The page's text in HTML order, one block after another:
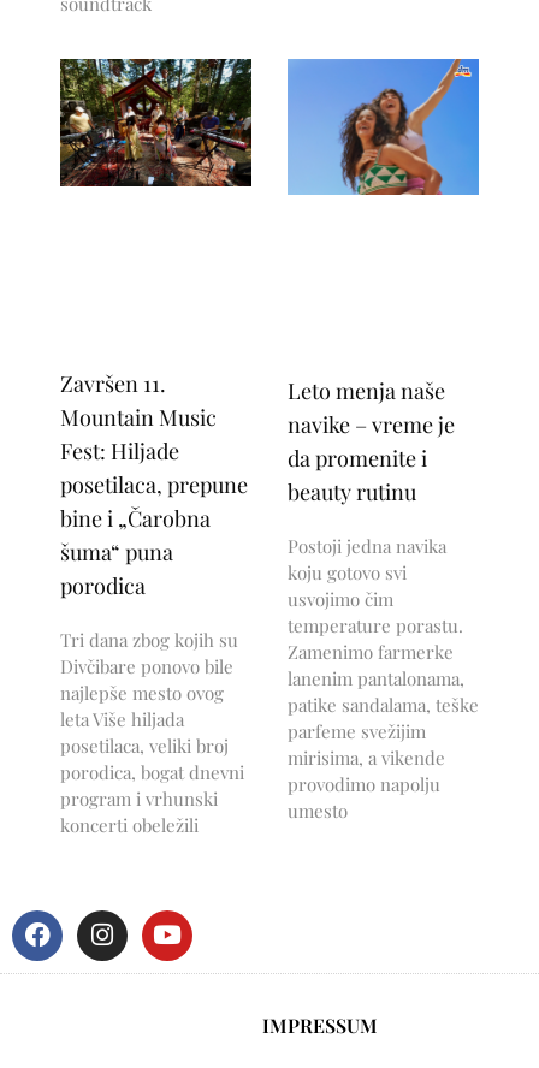
Završen 11.
Mountain Music
Fest: Hiljade
posetilaca, prepune
bine i „Čarobna
šuma“ puna
porodica
Tri dana zbog kojih su
Divčibare ponovo bile
najlepše mesto ovog
leta Više hiljada
posetilaca, veliki broj
porodica, bogat dnevni
program i vrhunski
koncerti obeležili
Leto menja naše
navike – vreme je
da promenite i
beauty rutinu
Postoji jedna navika
koju gotovo svi
usvojimo čim
temperature porastu.
Zamenimo farmerke
lanenim pantalonama,
patike sandalama, teške
parfeme svežijim
mirisima, a vikende
provodimo napolju
umesto
IMPRESSUM